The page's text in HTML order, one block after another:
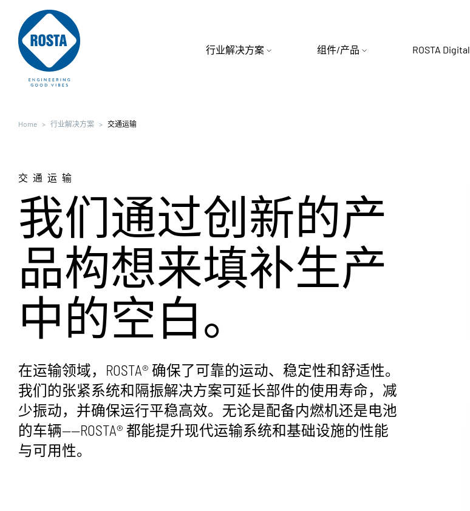
行业解决方案
采矿
餐饮
电动汽车
农业
回收利用
交通运输
工业解决方案
木材
户外健身区与游乐场
组件/产品
概述
输送与筛分
张紧
蒸
多功能模块
个性化解决方案
所有产品
ROSTA Digital
企业
职业发展
新闻
Home 行业解决方案 交通运输
交通运输
我们通过创新的产
品构想来填补生产
中的空白。
在运输领域，ROSTA® 确保了可靠的运动、稳定性和舒适性。
我们的张紧系统和隔振解决方案可延长部件的使用寿命，减
少振动，并确保运行平稳高效。无论是配备内燃机还是电池
的车辆——ROSTA® 都能提升现代运输系统和基础设施的性能
与可用性。